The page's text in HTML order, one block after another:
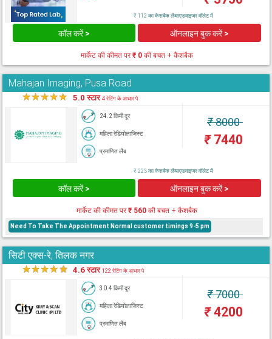
₹ 112 का कैशबैक लैब्सएडवाइजर वॉलेट में
कॉल करें > ऑनलाइन बुक करें >
मार्केट की कीमत पर₹ 0की बचत + कैशबैक
Mahajan Imaging, Pusa Road
★★★★★ 5.0 स्टार4 रेटिंग के आधार पे
24.2 किमी दूर
महिला रेडियोलाजिस्ट
प्रमाणित लैब
₹8000
₹7440
₹ 223 का कैशबैक लैब्सएडवाइजर वॉलेट में
कॉल करें > ऑनलाइन बुक करें >
मार्केट की कीमत पर₹ 560की बचत + कैशबैक
Need To Take The Appointment Normal customer timings 9-5 pm
सिटी एक्स-रे, तिलक नगर
★★★★★ 4.6 स्टार122 रेटिंग के आधार पे
30.4 किमी दूर
महिला रेडियोलाजिस्ट
प्रमाणित लैब
₹7000
₹4200